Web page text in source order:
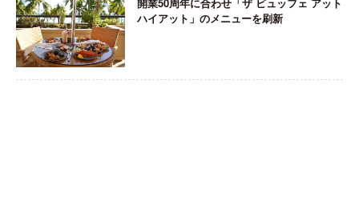
ハイアット」のメニューを刷新